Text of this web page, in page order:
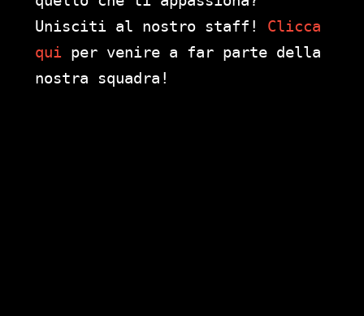
Unisciti al nostro staff! Clicca
qui per venire a far parte della
nostra squadra!